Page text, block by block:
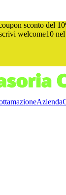
sconto del
welcome10
Azienda